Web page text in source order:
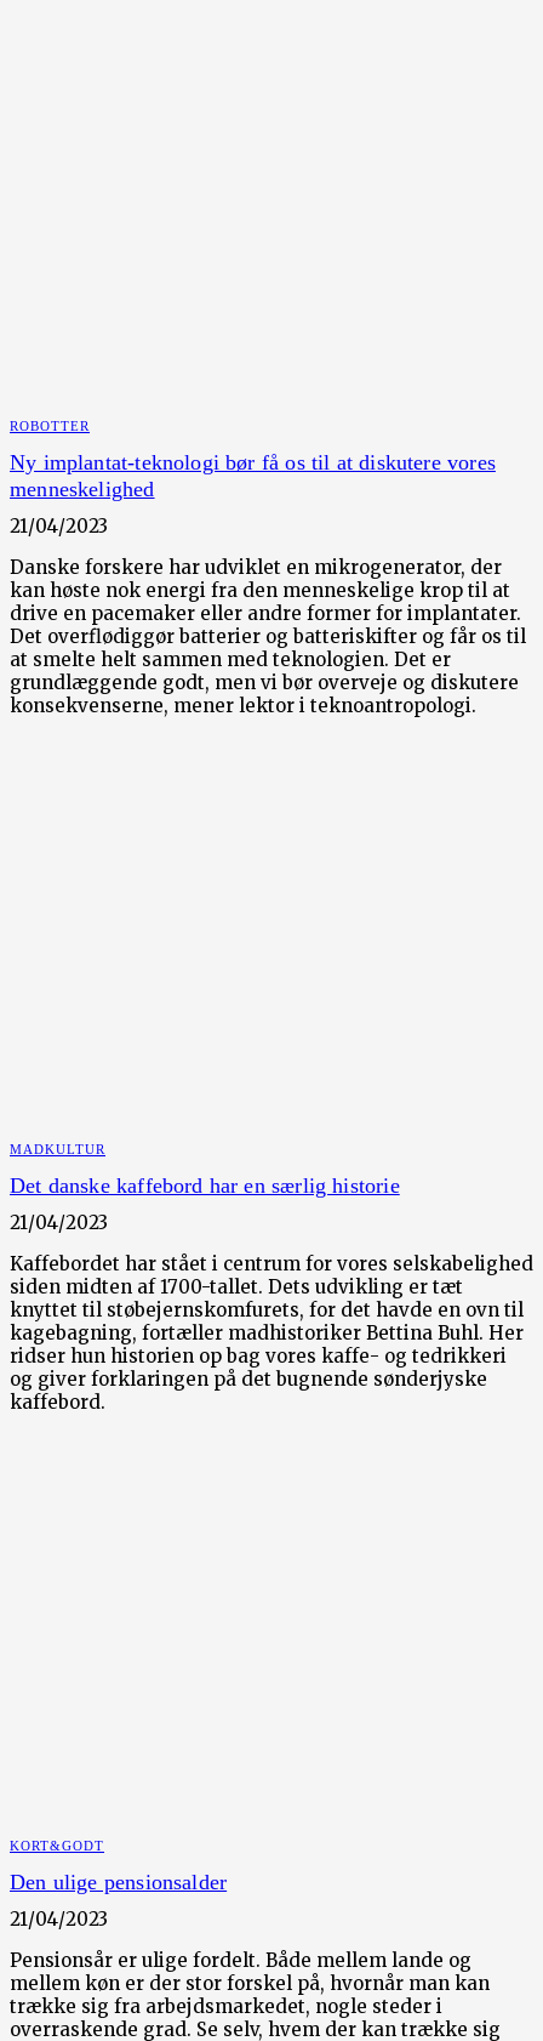
ROBOTTER
Ny implantat-teknologi bør få os til at diskutere vores
menneskelighed
21/04/2023
Danske forskere har udviklet en mikrogenerator, der
kan høste nok energi fra den menneskelige krop til at
drive en pacemaker eller andre former for implantater.
Det overflødiggør batterier og batteriskifter og får os til
at smelte helt sammen med teknologien. Det er
grundlæggende godt, men vi bør overveje og diskutere
konsekvenserne, mener lektor i teknoantropologi.
MADKULTUR
Det danske kaffebord har en særlig historie
21/04/2023
Kaffebordet har stået i centrum for vores selskabelighed
siden midten af 1700-tallet. Dets udvikling er tæt
knyttet til støbejernskomfurets, for det havde en ovn til
kagebagning, fortæller madhistoriker Bettina Buhl. Her
ridser hun historien op bag vores kaffe- og tedrikkeri
og giver forklaringen på det bugnende sønderjyske
kaffebord.
KORT&GODT
Den ulige pensionsalder
21/04/2023
Pensionsår er ulige fordelt. Både mellem lande og
mellem køn er der stor forskel på, hvornår man kan
trække sig fra arbejdsmarkedet, nogle steder i
overraskende grad. Se selv, hvem der kan trække sig